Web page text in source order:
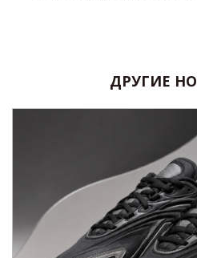
ДРУГИЕ